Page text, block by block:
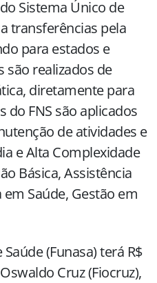
Sistema Único de
transferências pela
para estados e
são realizados de
diretamente para
do FNS são aplicados
de atividades e
e Alta Complexidade
Básica, Assistência
Saúde, Gestão em
(Funasa) terá R$
Cruz (Fiocruz),